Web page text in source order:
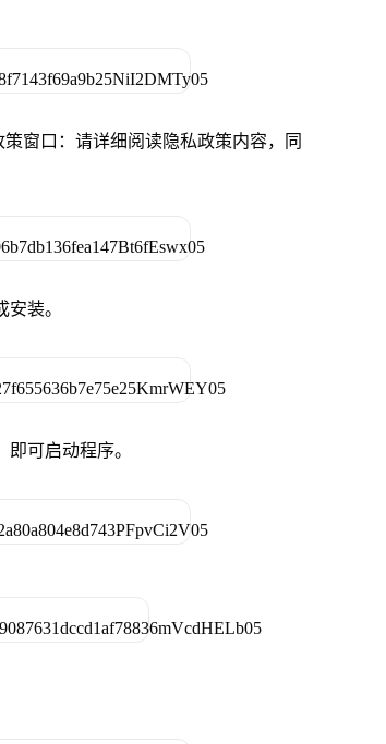
窗口：请详细阅读隐私政策内容，同
装。
可启动程序。